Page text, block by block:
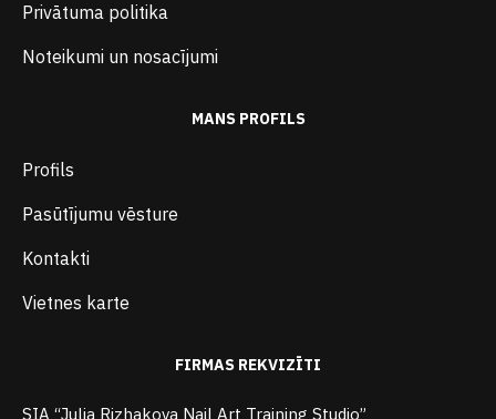
Privātuma politika
Noteikumi un nosacījumi
MANS PROFILS
Profils
Pasūtījumu vēsture
Kontakti
Vietnes karte
FIRMAS REKVIZĪTI
SIA “Julia Rizhakova Nail Art Training Studio”